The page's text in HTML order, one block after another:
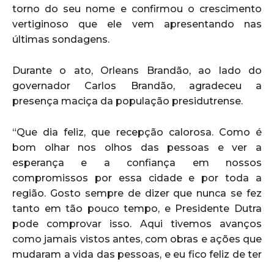
torno do seu nome e confirmou o crescimento
vertiginoso que ele vem apresentando nas
últimas sondagens.
Durante o ato, Orleans Brandão, ao lado do
governador Carlos Brandão, agradeceu a
presença maciça da população presidutrense.
“Que dia feliz, que recepção calorosa. Como é
bom olhar nos olhos das pessoas e ver a
esperança e a confiança em nossos
compromissos por essa cidade e por toda a
região. Gosto sempre de dizer que nunca se fez
tanto em tão pouco tempo, e Presidente Dutra
pode comprovar isso. Aqui tivemos avanços
como jamais vistos antes, com obras e ações que
mudaram a vida das pessoas, e eu fico feliz de ter